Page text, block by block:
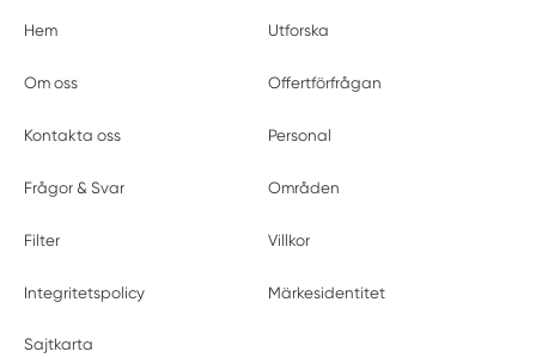
Hem Utforska
Om oss Offertförfrågan
Kontakta oss Personal
Frågor & Svar Områden
Filter Villkor
Integritetspolicy Märkesidentitet
Sajtkarta